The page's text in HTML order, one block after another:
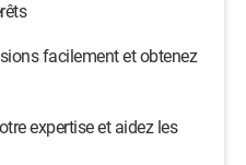
facilement et obtenez
expertise et aidez les